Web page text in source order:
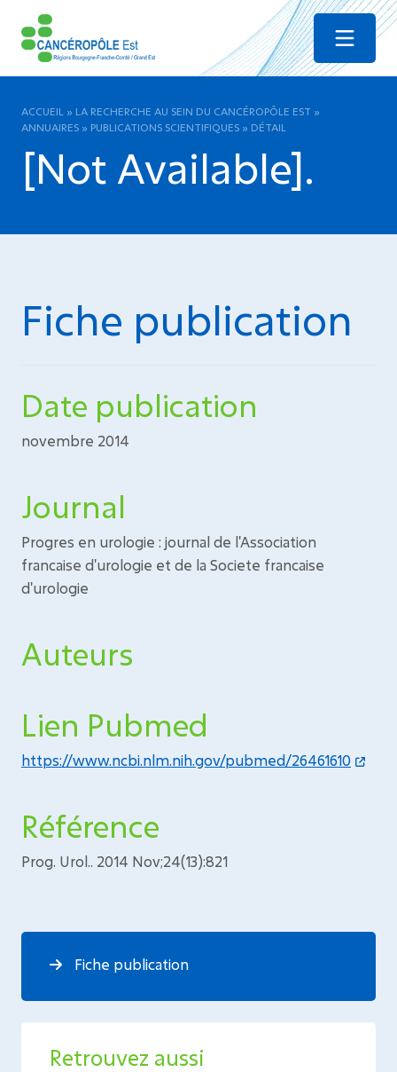
Menu
ACCUEIL » LA RECHERCHE AU SEIN DU CANCÉROPÔLE EST »
ANNUAIRES » PUBLICATIONS SCIENTIFIQUES » DÉTAIL
[Not Available].
Fiche publication
Date publication
novembre 2014
Journal
Progres en urologie : journal de l'Association
francaise d'urologie et de la Societe francaise
d'urologie
Auteurs
Lien Pubmed
https://www.ncbi.nlm.nih.gov/pubmed/26461610
Référence
Prog. Urol.. 2014 Nov;24(13):821
Fiche publication
Retrouvez aussi